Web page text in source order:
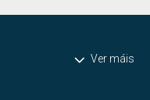
Ver máis